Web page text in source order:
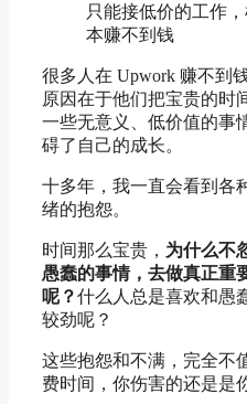
赚
不
到
钱
也
只能接低价的工作
本赚不到钱
很多人在 Upwork 赚不到
原因在于他们把宝贵的时
一些无意义、低价值的事
碍了自己的成长。
十多年，我一直会看到各
绪的抱怨。
时间那么宝贵， 为什么不
愚蠢的事情，去做真正重
呢？什么人总是喜欢和愚
较劲呢？
这些抱怨和不满，完全不
费时间，你伤害的还是是